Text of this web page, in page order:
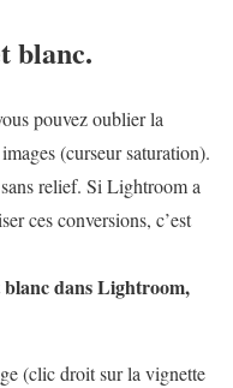
blanc.
pouvez oublier la
(curseur saturation).
relief. Si Lightroom a
ces conversions, c’est
dans Lightroom,
(clic droit sur la vignette